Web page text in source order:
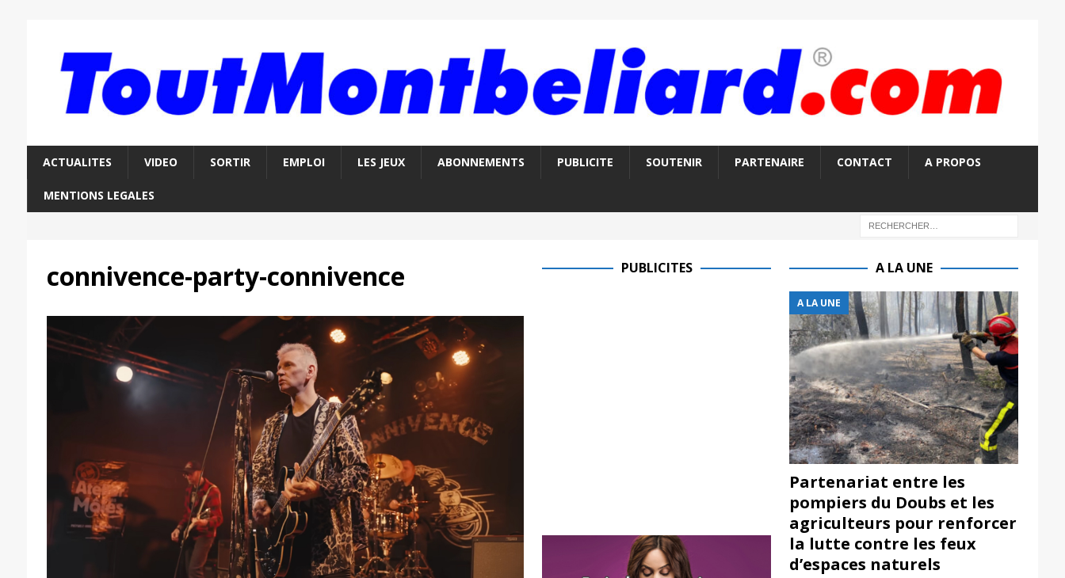
ACTUALITES VIDEO SORTIR EMPLOI LES JEUX ABONNEMENTS PUBLICITE SOUTENIR PARTENAIRE CONTACT A PROPOS
MENTIONS LEGALES
connivence-party-connivence PUBLICITES A LA UNE
A LA UNE
Partenariat entre les
pompiers du Doubs et les
agriculteurs pour renforcer
la lutte contre les feux
d’espaces naturels